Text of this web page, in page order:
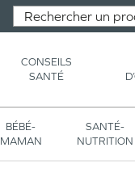
CONSEILS
SANTÉ
BÉBÉ-
MAMAN
SANTÉ-
NUTRITION